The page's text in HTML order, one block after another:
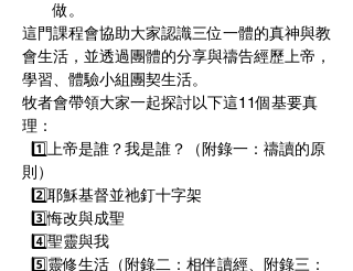
做。
這門課程會協助大家認識三位一體的真神與教
會生活，並透過團體的分享與禱告經歷上帝，
學習、體驗小組團契生活。
牧者會帶領大家一起探討以下這11個基要真
理：
1️⃣上帝是誰？我是誰？（附錄一：禱讀的原
則）
2️⃣耶穌基督並祂釘十字架
3️⃣悔改與成聖
4️⃣聖靈與我
5️⃣靈修生活（附錄二：相伴讀經、附錄三：